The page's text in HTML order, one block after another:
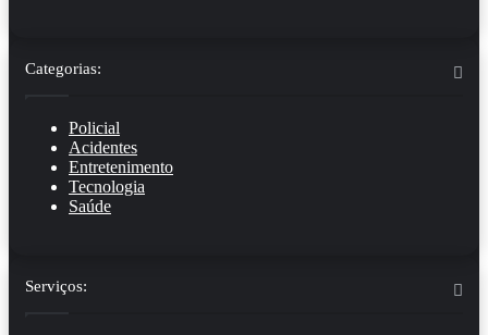
Categorias:
Policial
Acidentes
Entretenimento
Tecnologia
Saúde
Serviços: